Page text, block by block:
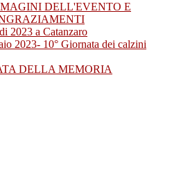
DELL'EVENTO E
2023 a Catanzaro
2023- 10° Giornata dei calzini
DELLA MEMORIA